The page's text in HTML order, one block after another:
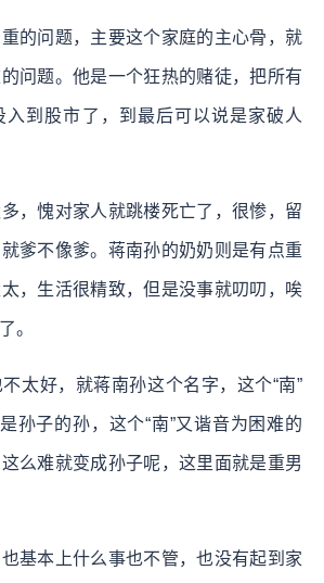
的问题，主要这个家庭的主心骨，就
问题。他是一个狂热的赌徒，把所有
入到股市了，到最后可以说是家破人
，愧对家人就跳楼死亡了，很惨，留
爹不像爹。蒋南孙的奶奶则是有点重
，生活很精致，但是没事就叨叨，唉
。
太好，就蒋南孙这个名字，这个“南”
孙子的孙，这个“南”又谐音为困难的
么难就变成孙子呢，这里面就是重男
基本上什么事也不管，也没有起到家